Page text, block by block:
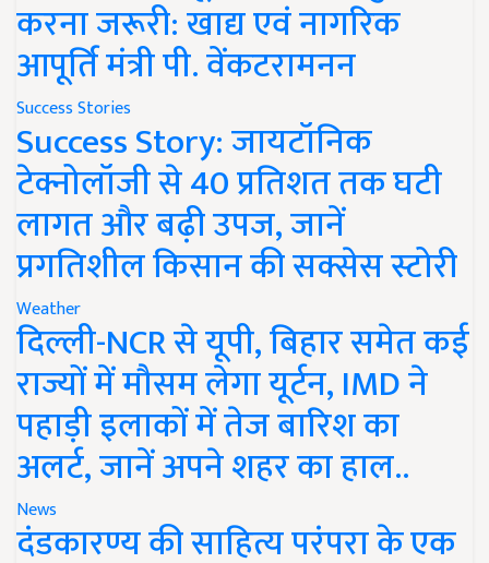
करना जरूरी: खाद्य एवं नागरिक
आपूर्ति मंत्री पी. वेंकटरामनन
Success Stories
Success Story: जायटॉनिक
टेक्नोलॉजी से 40 प्रतिशत तक घटी
लागत और बढ़ी उपज, जानें
प्रगतिशील किसान की सक्सेस स्टोरी
Weather
दिल्ली-NCR से यूपी, बिहार समेत कई
राज्यों में मौसम लेगा यूर्टन, IMD ने
पहाड़ी इलाकों में तेज बारिश का
अलर्ट, जानें अपने शहर का हाल..
News
दंडकारण्य की साहित्य परंपरा के एक